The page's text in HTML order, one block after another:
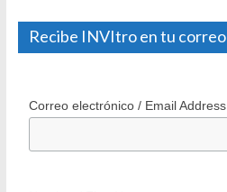
Recibe INVItro en tu correo
Correo electrónico / Email Address